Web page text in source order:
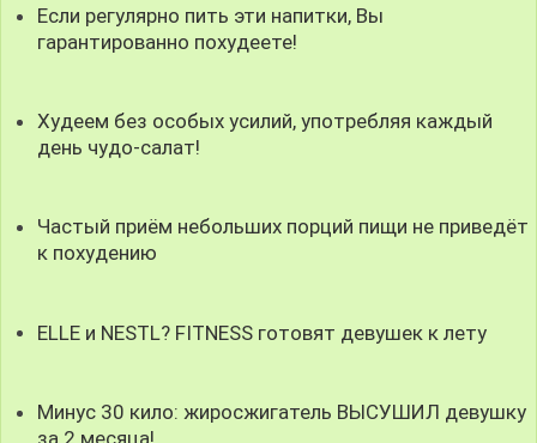
Если регулярно пить эти напитки, Вы
гарантированно похудеете!
Худеем без особых усилий, употребляя каждый
день чудо-салат!
Частый приём небольших порций пищи не приведёт
к похудению
ELLE и NESTL? FITNESS готовят девушек к лету
Минус 30 кило: жиросжигатель ВЫСУШИЛ девушку
за 2 месяца!